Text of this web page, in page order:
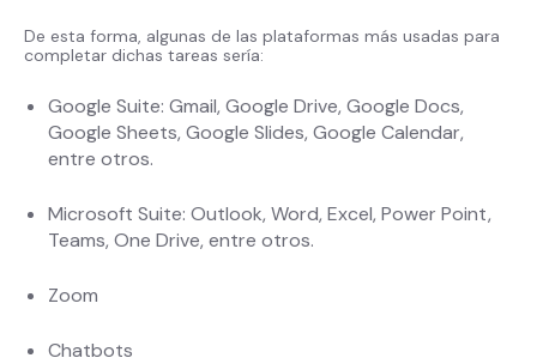
De esta forma, algunas de las plataformas más usadas para
completar dichas tareas sería:
Google Suite: Gmail, Google Drive, Google Docs,
Google Sheets, Google Slides, Google Calendar,
entre otros.
Microsoft Suite: Outlook, Word, Excel, Power Point,
Teams, One Drive, entre otros.
Zoom
Chatbots